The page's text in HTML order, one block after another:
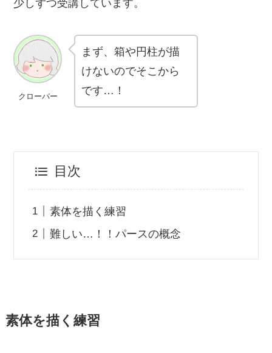
少しずつ受講しています。
クローバー
まず、箱や円柱が描
けないのでそこから
です…！
目次
素体を描く練習
難しい…！！パースの概念
素体を描く練習